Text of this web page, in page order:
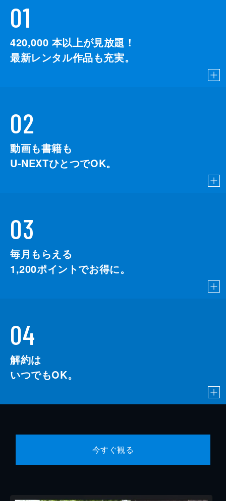
01
420,000 本以上が見放題！
最新レンタル作品も充実。
02
動画も書籍も
U-NEXTひとつでOK。
03
毎月もらえる
1,200ポイントでお得に。
04
解約は
いつでもOK。
今すぐ観る